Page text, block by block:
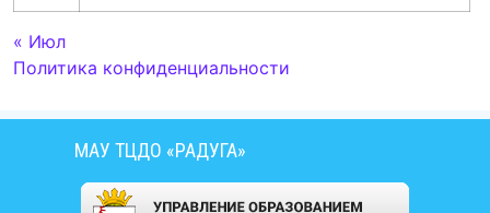
« Июл
Политика конфиденциальности
МАУ ТЦДО «РАДУГА»